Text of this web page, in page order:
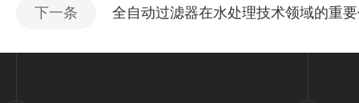
下一条 全自动过滤器在水处理技术领域的重